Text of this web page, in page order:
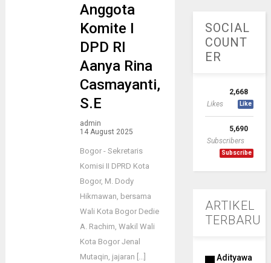
Anggota
Komite I
DPD RI
Aanya Rina
Casmayanti,
S.E
admin
14 August 2025
Bogor - Sekretaris
Komisi II DPRD Kota
Bogor, M. Dody
Hikmawan, bersama
Wali Kota Bogor Dedie
A. Rachim, Wakil Wali
Kota Bogor Jenal
Mutaqin, jajaran [...]
SOCIAL
COUNT
ER
2,668
Likes
Like
5,690
Subscribers
Subscribe
ARTIKEL
TERBARU
Adityawa